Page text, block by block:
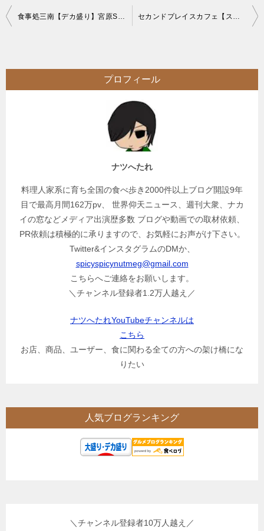
投
ビ
ゲ
食事処三南【デカ盛り】宮原SA上り線内和食処大食いチャレンジメニューソースカツ丼 セカンドプレイスカフェ【スイーツ】おしゃれカフェ大食いチャレンジデート
プロフィール
ナツへたれ
料理人家系に育ち全国の食べ歩き2000件以上ブログ開設9年
目で最高月間162万pv、 世界仰天ニュース、週刊大衆、ナカ
イの窓などメディア出演歴多数 ブログや動画での取材依頼、
PR依頼は積極的に承りますので、お気軽にお声がけ下さい。
Twitter&インスタグラムのDMか、
spicyspicynutmeg@gmail.com
こちらへご連絡をお願いします。
＼チャンネル登録者1.2万人越え／
ナツへたれYouTubeチャンネルは
こちら
お店、商品、ユーザー、食に関わる全ての方への架け橋にな
りたい
人気ブログランキング
＼チャンネル登録者10万人越え／